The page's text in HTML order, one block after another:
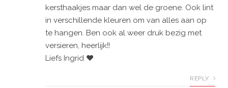
kersthaakjes maar dan wel de groene. Ook lint
in verschillende kleuren om van alles aan op
te hangen. Ben ook al weer druk bezig met
versieren, heerlijk!!
Liefs Ingrid ♥️
REPLY